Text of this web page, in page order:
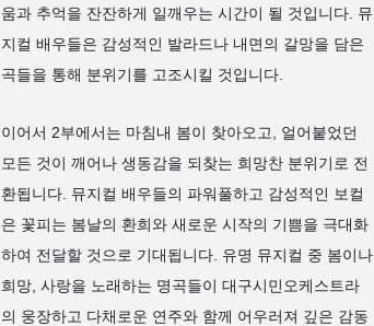
움과 추억을 잔잔하게 일깨우는 시간이 될 것입니다. 뮤
지컬 배우들은 감성적인 발라드나 내면의 갈망을 담은
곡들을 통해 분위기를 고조시킬 것입니다.
이어서 2부에서는 마침내 봄이 찾아오고, 얼어붙었던
모든 것이 깨어나 생동감을 되찾는 희망찬 분위기로 전
환됩니다. 뮤지컬 배우들의 파워풀하고 감성적인 보컬
은 꽃피는 봄날의 환희와 새로운 시작의 기쁨을 극대화
하여 전달할 것으로 기대됩니다. 유명 뮤지컬 중 봄이나
희망, 사랑을 노래하는 명곡들이 대구시민오케스트라
의 웅장하고 다채로운 연주와 함께 어우러져 깊은 감동